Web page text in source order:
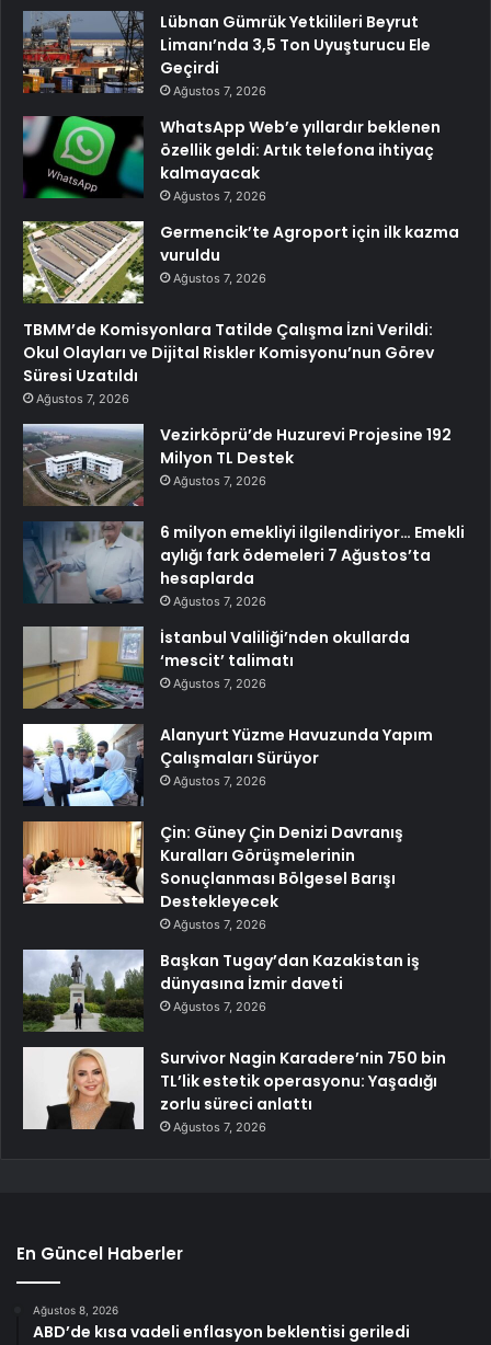
Lübnan Gümrük Yetkilileri Beyrut
Limanı’nda 3,5 Ton Uyuşturucu Ele
Geçirdi
Ağustos 7, 2026
WhatsApp Web’e yıllardır beklenen
özellik geldi: Artık telefona ihtiyaç
kalmayacak
Ağustos 7, 2026
Germencik’te Agroport için ilk kazma
vuruldu
Ağustos 7, 2026
TBMM’de Komisyonlara Tatilde Çalışma İzni Verildi:
Okul Olayları ve Dijital Riskler Komisyonu’nun Görev
Süresi Uzatıldı
Ağustos 7, 2026
Vezirköprü’de Huzurevi Projesine 192
Milyon TL Destek
Ağustos 7, 2026
6 milyon emekliyi ilgilendiriyor… Emekli
aylığı fark ödemeleri 7 Ağustos’ta
hesaplarda
Ağustos 7, 2026
İstanbul Valiliği’nden okullarda
‘mescit’ talimatı
Ağustos 7, 2026
Alanyurt Yüzme Havuzunda Yapım
Çalışmaları Sürüyor
Ağustos 7, 2026
Çin: Güney Çin Denizi Davranış
Kuralları Görüşmelerinin
Sonuçlanması Bölgesel Barışı
Destekleyecek
Ağustos 7, 2026
Başkan Tugay’dan Kazakistan iş
dünyasına İzmir daveti
Ağustos 7, 2026
Survivor Nagin Karadere’nin 750 bin
TL’lik estetik operasyonu: Yaşadığı
zorlu süreci anlattı
Ağustos 7, 2026
En Güncel Haberler
Ağustos 8, 2026
ABD’de kısa vadeli enflasyon beklentisi geriledi